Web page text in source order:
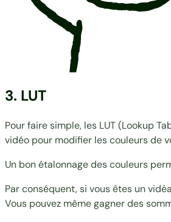
3. LUT
Pour faire simple, les LUT (Lookup
vidéo pour modifier les couleurs de
Un bon étalonnage des couleurs
Par conséquent, si vous êtes un
Vous pouvez même gagner des